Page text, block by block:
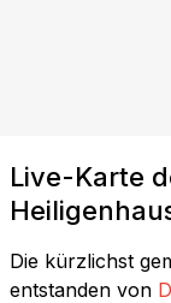
Live-Karte
Die kürzlichst
entstanden von